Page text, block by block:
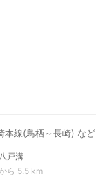
本線(鳥栖～長崎) など
戸溝
ら 5.5 km